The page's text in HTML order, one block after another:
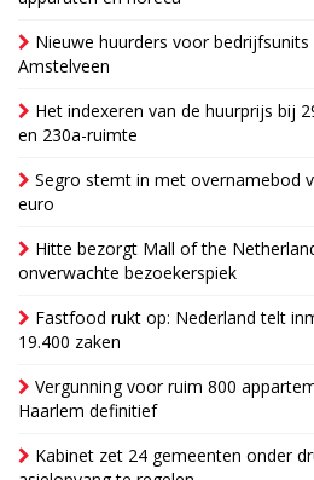
Nieuwe huurders voor bedrijfsunits
Amstelveen
Het indexeren van de huurprijs bij
en 230a-ruimte
Segro stemt in met overnamebod
euro
Hitte bezorgt Mall of the
onverwachte bezoekerspiek
Fastfood rukt op: Nederland telt
19.400 zaken
Vergunning voor ruim 800
Haarlem definitief
Kabinet zet 24 gemeenten onder